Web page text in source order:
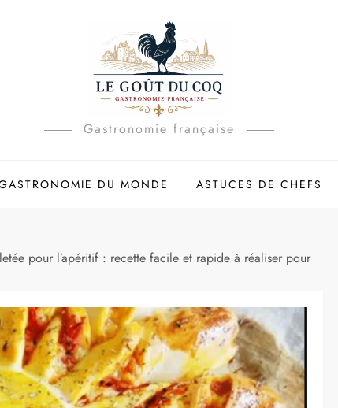
Gastronomie française
DU MONDE ASTUCES DE CHEFS
pour l’apéritif : recette facile et rapide à réaliser pour